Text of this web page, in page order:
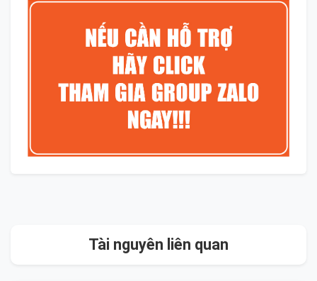
Tài nguyên liên quan